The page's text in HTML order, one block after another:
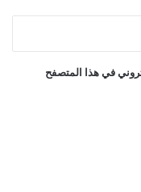
في هذا المتصفح